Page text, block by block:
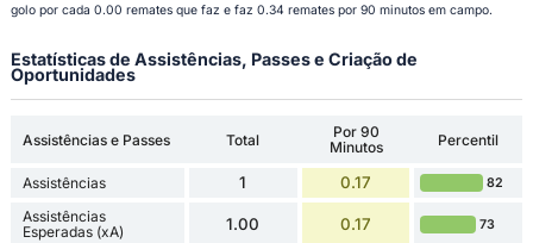
golo por cada 0.00 remates que faz e faz 0.34 remates por 90 minutos em campo.
Estatísticas de Assistências, Passes e Criação de
Oportunidades
Assistências e Passes Total
Por 90
Minutos
Percentil
Assistências 1 0.17 82
Assistências
Esperadas (xA)
1.00 0.17 73